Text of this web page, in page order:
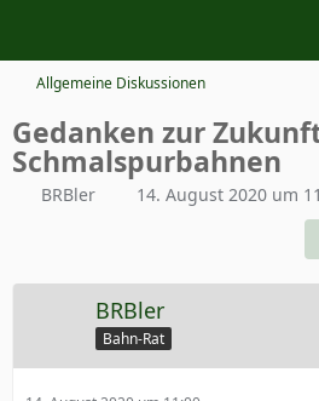
Allgemeine Diskussionen
Gedanken zur
Schmalspurbahnen
BRBler 14. August 2020 um
BRBler
Bahn-Rat